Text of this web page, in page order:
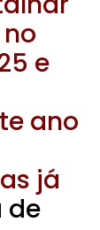
e
ano
já
de